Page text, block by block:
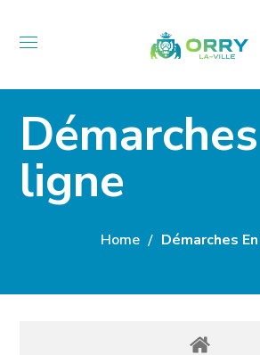
ligne
Home Démarches